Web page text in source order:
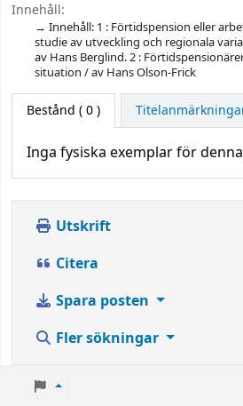
Innehåll:
Innehåll: 1 : Förtidspension eller
studie av utveckling och regionala
av Hans Berglind. 2 :
situation / av Hans Olson-Frick
Bestånd ( 0 )
Inga fysiska exemplar för
Utskrift
Citera
Spara posten
Fler sökningar